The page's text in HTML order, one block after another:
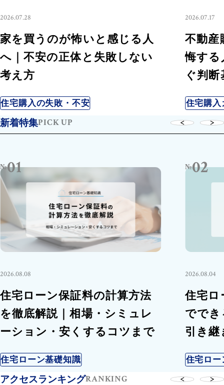
2026.07.28
家を買うのが怖いと感じる人
へ｜不安の正体と失敗しない
考え方
住宅購入の失敗・不安
2026.07.17
不動産
悔する
ぐ判
住宅購入
新着特集PICK UP
№01
2026.08.08
住宅ローン保証料の計算方法
を徹底解説｜相場・シミュレ
ーション・安くするコツまで
住宅ローン基礎知識
№02
2026.08.04
住宅ロ
ででき
引き継
住宅ロー
アクセスランキングRANKING